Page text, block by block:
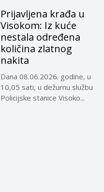
Prijavljena krađa u
Visokom: Iz kuće
nestala određena
količina zlatnog
nakita
Dana 08.06.2026. godine, u
10,05 sati, u dežurnu službu
Policijske stanice Visoko...